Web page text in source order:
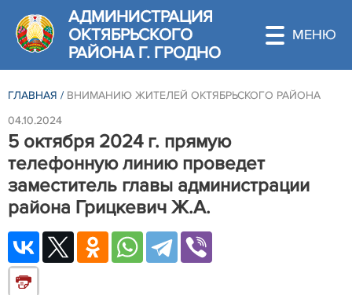
АДМИНИСТРАЦИЯ
ОКТЯБРЬСКОГО
РАЙОНА Г. ГРОДНО
ГЛАВНАЯ / ВНИМАНИЮ ЖИТЕЛЕЙ ОКТЯБРЬСКОГО РАЙОНА
04.10.2024
5 октября 2024 г. прямую
телефонную линию проведет
заместитель главы администрации
района Грицкевич Ж.А.